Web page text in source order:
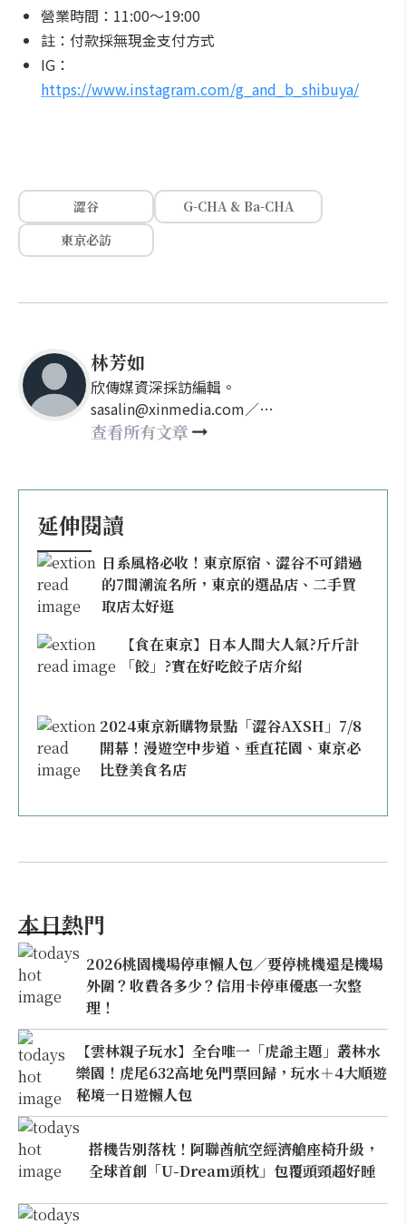
營業時間：11:00～19:00
註：付款採無現金支付方式
IG：
https://www.instagram.com/g_and_b_shibuya/
澀谷
G-CHA & Ba-CHA
東京必訪
林芳如
欣傳媒資深採訪編輯。
sasalin@xinmedia.com／
happy21917@gmail.com
查看所有文章
延伸閱讀
日系風格必收！東京原宿、澀谷不可錯過
的7間潮流名所，東京的選品店、二手買
取店太好逛
【食在東京】日本人間大人氣?斤斤計
「餃」?實在好吃餃子店介紹
2024東京新購物景點「澀谷AXSH」7/8
開幕！漫遊空中步道、垂直花園、東京必
比登美食名店
本日熱門
2026桃園機場停車懶人包／要停桃機還是機場
外圍？收費各多少？信用卡停車優惠一次整
理！
【雲林親子玩水】全台唯一「虎爺主題」叢林水
樂園！虎尾632高地免門票回歸，玩水＋4大順遊
秘境一日遊懶人包
搭機告別落枕！阿聯酋航空經濟艙座椅升級，
全球首創「U-Dream頭枕」包覆頭頸超好睡